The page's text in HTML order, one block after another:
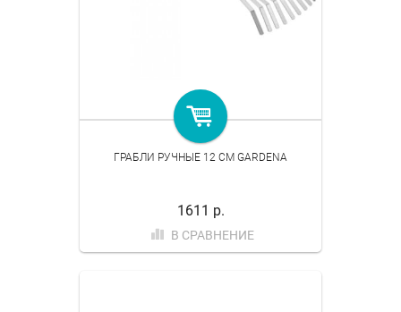
ГРАБЛИ РУЧНЫЕ 12 СМ GARDENA
1611 р.
В СРАВНЕНИЕ